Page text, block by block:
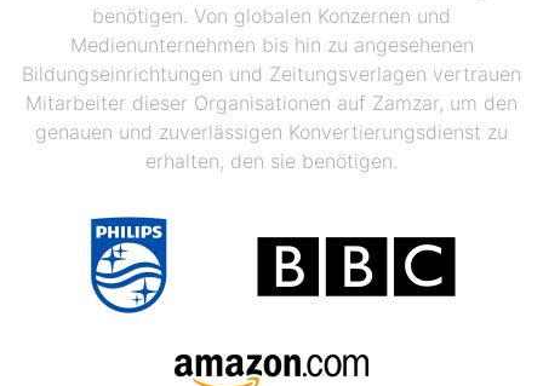
benötigen. Von globalen Konzernen und
Medienunternehmen bis hin zu angesehenen
Bildungseinrichtungen und Zeitungsverlagen vertrauen
Mitarbeiter dieser Organisationen auf Zamzar, um den
genauen und zuverlässigen Konvertierungsdienst zu
erhalten, den sie benötigen.